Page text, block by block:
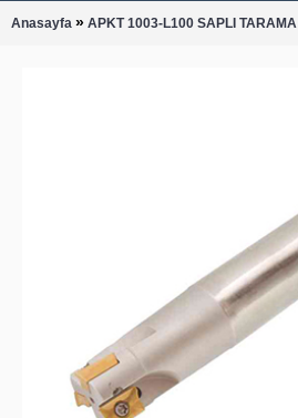
Anasayfa » APKT 1003-L100 SAPLI TARAMA